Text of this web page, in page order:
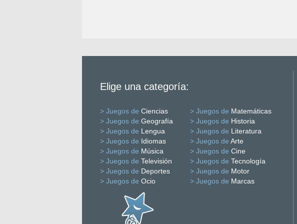
Elige una categoría:
> Juegos de Ciencias > Juegos de Matemáticas
> Juegos de Geografía > Juegos de Historia
> Juegos de Lengua > Juegos de Literatura
> Juegos de Idiomas > Juegos de Arte
> Juegos de Música > Juegos de Cine
> Juegos de Televisión > Juegos de Tecnología
> Juegos de Deportes > Juegos de Motor
> Juegos de Ocio > Juegos de Marcas